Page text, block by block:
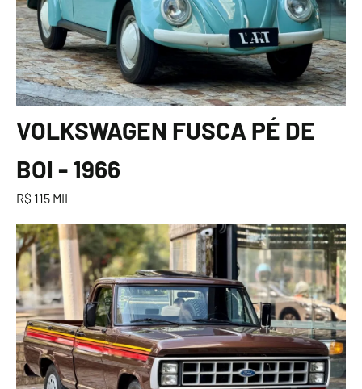
VOLKSWAGEN FUSCA PÉ DE
BOI - 1966
R$ 115 MIL